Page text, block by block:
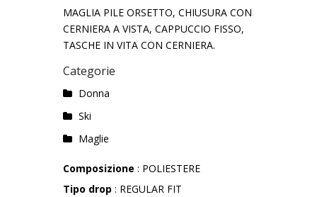
MAGLIA PILE ORSETTO, CHIUSURA CON
CERNIERA A VISTA, CAPPUCCIO FISSO,
TASCHE IN VITA CON CERNIERA.
Categorie
Donna
Ski
Maglie
Composizione : POLIESTERE
Tipo drop : REGULAR FIT